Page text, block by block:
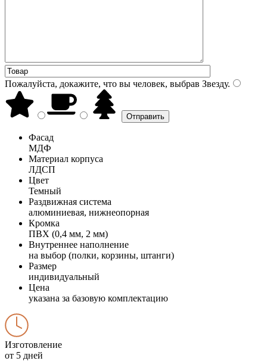
Пожалуйста, докажите, что вы человек, выбрав Звезду.
Фасад
МДФ
Материал корпуса
ЛДСП
Цвет
Темный
Раздвижная система
алюминиевая, нижнеопорная
Кромка
ПВХ (0,4 мм, 2 мм)
Внутреннее наполнение
на выбор (полки, корзины, штанги)
Размер
индивидуальный
Цена
указана за базовую комплектацию
Изготовление
от 5 дней